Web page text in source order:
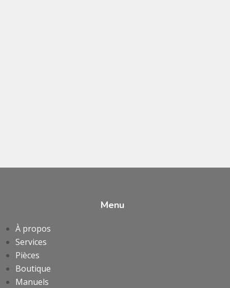
Menu
À propos
Services
Pièces
Boutique
Manuels